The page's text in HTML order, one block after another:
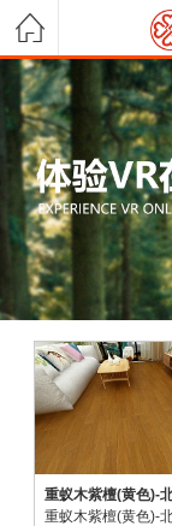
重蚁木紫檀(黄色)-
重蚁木紫檀(黄色)-